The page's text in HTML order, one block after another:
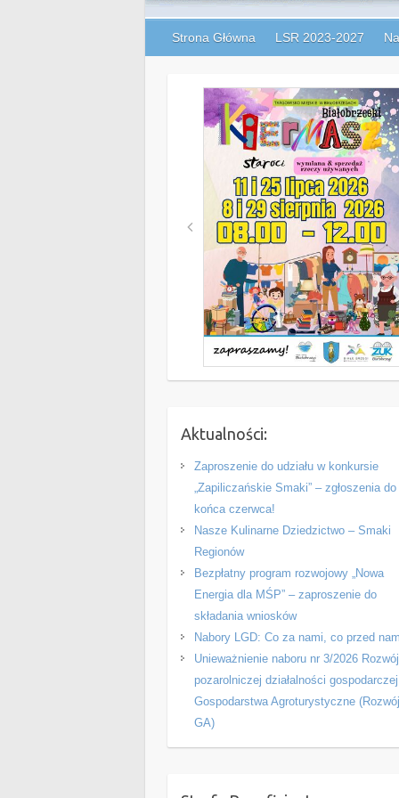
Strona Główna LSR 2023-2027
Aktualności:
Zaproszenie do udziału w konkursie
„Zapiliczańskie Smaki” – zgłoszenia do
końca czerwca!
Nasze Kulinarne Dziedzictwo – Smaki
Regionów
Bezpłatny program rozwojowy „Nowa
Energia dla MŚP” – zaproszenie do
składania wniosków
Nabory LGD: Co za nami, co przed
Unieważnienie naboru nr 3/2026 Rozwój
pozarolniczej działalności
Gospodarstwa Agroturystyczne (Rozwój
GA)